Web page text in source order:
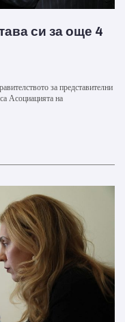
си за още 4
за представителни
Асоциацията на